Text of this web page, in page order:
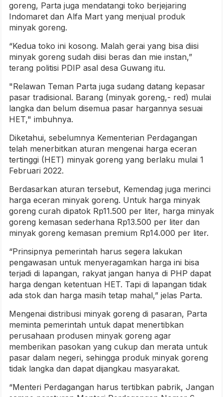
goreng, Parta juga mendatangi toko berjejaring
Indomaret dan Alfa Mart yang menjual produk
minyak goreng.
“Kedua toko ini kosong. Malah gerai yang bisa diisi
minyak goreng sudah diisi beras dan mie instan,”
terang politisi PDIP asal desa Guwang itu.
"Relawan Teman Parta juga sudang datang kepasar
pasar tradisional. Barang (minyak goreng,- red) mulai
langka dan belum disemua pasar hargannya sesuai
HET," imbuhnya.
Diketahui, sebelumnya Kementerian Perdagangan
telah menerbitkan aturan mengenai harga eceran
tertinggi (HET) minyak goreng yang berlaku mulai 1
Februari 2022.
Berdasarkan aturan tersebut, Kemendag juga merinci
harga eceran minyak goreng. Untuk harga minyak
goreng curah dipatok Rp11.500 per liter, harga minyak
goreng kemasan sederhana Rp13.500 per liter dan
minyak goreng kemasan premium Rp14.000 per liter.
“Prinsipnya pemerintah harus segera lakukan
pengawasan untuk menyeragamkan harga ini bisa
terjadi di lapangan, rakyat jangan hanya di PHP dapat
harga dengan ketentuan HET. Tapi di lapangan tidak
ada stok dan harga masih tetap mahal,” jelas Parta.
Mengenai distribusi minyak goreng di pasaran, Parta
meminta pemerintah untuk dapat menertibkan
perusahaan produsen minyak goreng agar
memberikan pasokan yang cukup dan merata untuk
pasar dalam negeri, sehingga produk minyak goreng
tidak langka dan dapat dijangkau masyarakat.
“Menteri Perdagangan harus tertibkan pabrik, Jangan